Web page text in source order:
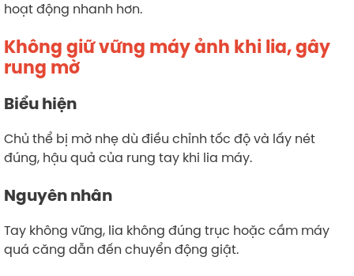
hoạt động nhanh hơn.
Không giữ vững máy ảnh khi lia, gây
rung mờ
Biểu hiện
Chủ thể bị mờ nhẹ dù điều chỉnh tốc độ và lấy nét
đúng, hậu quả của rung tay khi lia máy.
Nguyên nhân
Tay không vững, lia không đúng trục hoặc cầm máy
quá căng dẫn đến chuyển động giật.